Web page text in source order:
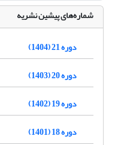
شماره‌های پیشین نشریه
دوره 21 (1404)
دوره 20 (1403)
دوره 19 (1402)
دوره 18 (1401)